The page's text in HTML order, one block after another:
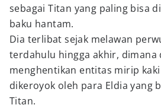
sebagai Titan yang paling bisa
baku hantam.
Dia terlibat sejak melawan
terdahulu hingga akhir, dimana
menghentikan entitas mirip
dikeroyok oleh para Eldia yang
Titan.